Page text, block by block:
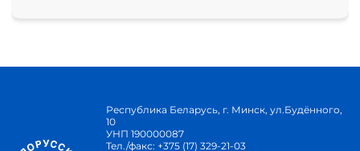
Республика Беларусь, г. Минск, ул.Будённого,
10
УНП 190000087
Тел./факс: +375 (17) 329-21-03